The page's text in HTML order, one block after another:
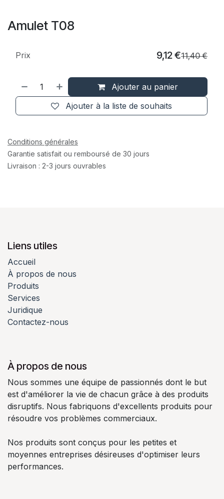
Amulet T08
Ajouter au panier
Ajouter à la liste de souhaits
Prix 9,12€11,40€
Conditions générales
Garantie satisfait ou remboursé de 30 jours
Livraison : 2-3 jours ouvrables
Liens utiles
Accueil
À propos de nous
Produits
Services
Juridique
Contactez-nous
À propos de nous
Nous sommes une équipe de passionnés dont le but
est d'améliorer la vie de chacun grâce à des produits
disruptifs. Nous fabriquons d'excellents produits pour
résoudre vos problèmes commerciaux.
Nos produits sont conçus pour les petites et
moyennes entreprises désireuses d'optimiser leurs
performances.